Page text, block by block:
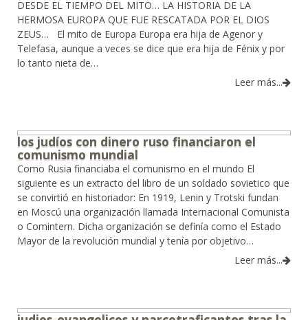
DESDE EL TIEMPO DEL MITO… LA HISTORIA DE LA
HERMOSA EUROPA QUE FUE RESCATADA POR EL DIOS
ZEUS… El mito de Europa Europa era hija de Agenor y
Telefasa, aunque a veces se dice que era hija de Fénix y por
lo tanto nieta de…
Leer más...
los judíos con dinero ruso financiaron el
comunismo mundial
Como Rusia financiaba el comunismo en el mundo El
siguiente es un extracto del libro de un soldado sovietico que
se convirtió en historiador: En 1919, Lenin y Trotski fundan
en Moscú una organización llamada Internacional Comunista
o Comintern. Dicha organización se definía como el Estado
Mayor de la revolución mundial y tenía por objetivo…
Leer más...